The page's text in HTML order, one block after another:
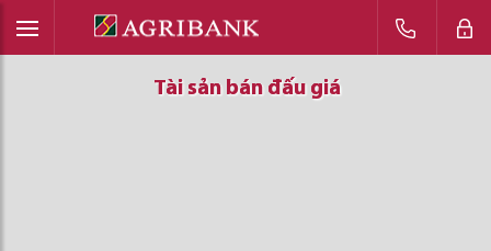
Tài sản bán đấu giá
Tài sản bán đấu giá
Tài sản bán đấu giá